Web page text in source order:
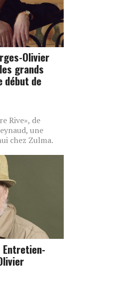
Olivier
grands
début de
Rive», de
une
chez Zulma.
Entretien-